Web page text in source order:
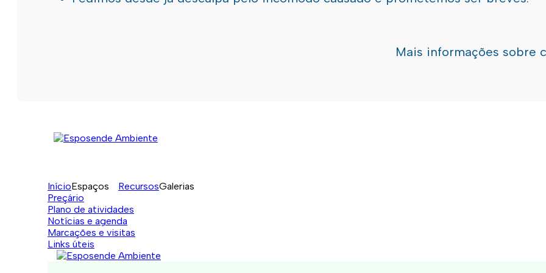
Mais informações sobre
InícioEspaços RecursosGalerias
Preçário
Plano de atividades
Notícias e agenda
Marcações e visitas
Links úteis